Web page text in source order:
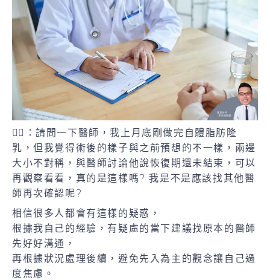
🙋‍♀️：請問一下醫師，我上月底剛做完自體脂肪隆
乳，但我覺得術後的樣子與之前預想的不一樣，兩邊
大小不對稱，與醫師討論他說恢復期還未結束，可以
再觀察看看，真的是這樣嗎? 我是不是應該找其他醫
師再次確認呢?
相信很多人都會有這樣的疑惑，
根據我自己的經驗，有疑慮的當下建議找原本的醫師
先好好溝通，
再根據狀況處理後續，避免先入為主的觀念讓自己過
度焦慮。